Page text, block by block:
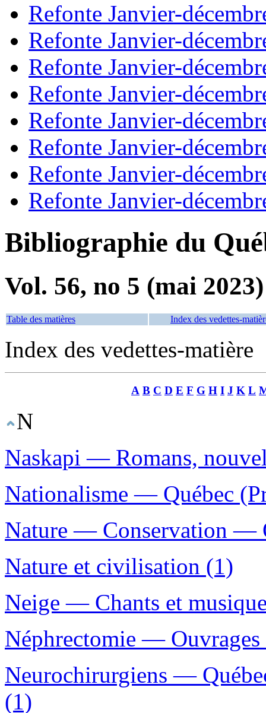
Refonte Janvier-
Refonte Janvier-
Refonte Janvier-
Refonte Janvier-
Refonte Janvier-
Refonte Janvier-
Refonte Janvier-
Refonte Janvier-
Bibliographie du
Vol. 56, no 5 (mai 2023)
Table des matières Index des vedettes-
Index des vedettes-matière
A B C D E F G H I J K L
N
Naskapi — Romans,
Nationalisme — Québec
Nature — Conservation —
Nature et civilisation (1)
Neige — Chants et
Néphrectomie —
Neurochirurgiens —
(1)